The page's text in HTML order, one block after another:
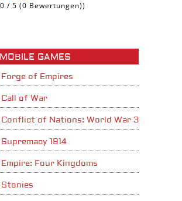
0 / 5 (0 Bewertungen))
GAMES
Forge of Empires
Call of War
Conflict of Nations: World War 3
Supremacy 1914
Empire: Four Kingdoms
Stonies